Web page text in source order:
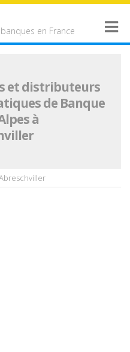
en France
et distributeurs
de Banque
à